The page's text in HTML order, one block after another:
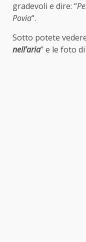
gradevoli e dire: “
Povia“.
Sotto potete
nell’aria” e le foto